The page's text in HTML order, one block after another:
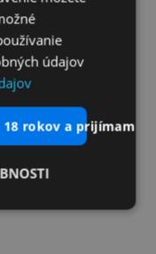
údajov
18 rokov a prijímam